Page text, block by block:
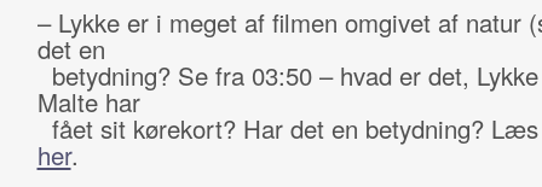
– Lykke er i meget af filmen omgivet af natur
det en
betydning? Se fra 03:50 – hvad er det,
Malte har
fået sit kørekort? Har det en betydning?
her.